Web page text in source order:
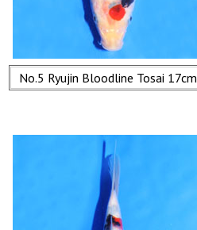
No.5 Ryujin Bloodline Tosai 17cm